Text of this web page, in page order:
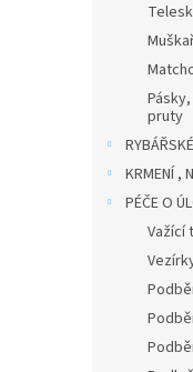
pruty
KRMENÍ ,
PÉČE O
Važící